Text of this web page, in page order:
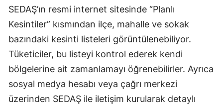
Bartın
Ardahan
Iğdır
Karabük
SEDAŞ’ın resmi internet sitesinde “Planlı
Kesintiler” kısmından ilçe, mahalle ve sokak
bazındaki kesinti listeleri görüntülenebiliyor.
Tüketiciler, bu listeyi kontrol ederek kendi
bölgelerine ait zamanlamayı öğrenebilirler. Ayrıca
sosyal medya hesabı veya çağrı merkezi
üzerinden SEDAŞ ile iletişim kurularak detaylı